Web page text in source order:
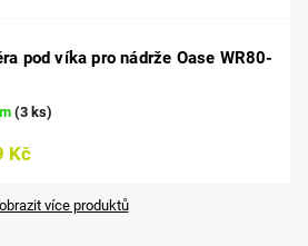
pod víka pro nádrže Oase WR80-
(3 ks)
Kč
více produktů